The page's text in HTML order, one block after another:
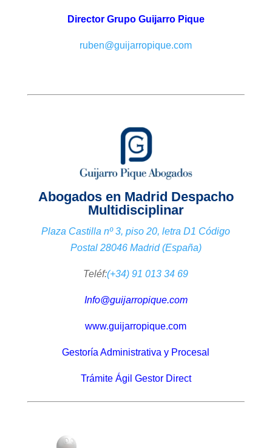
Director Grupo Guijarro Pique
ruben@guijarropique.com
Abogados en Madrid Despacho
Multidisciplinar
Plaza Castilla nº 3, piso 20, letra D1 Código
Postal 28046 Madrid (España)
Teléf:(+34) 91 013 34 69
Info@guijarropique.com
www.guijarropique.com
Gestoría Administrativa y Procesal
Trámite Ágil Gestor Direct